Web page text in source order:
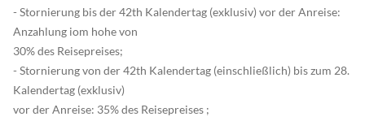
- Stornierung bis der 42th Kalendertag (exklusiv) vor der Anreise:
Anzahlung iom hohe von
30% des Reisepreises;
- Stornierung von der 42th Kalendertag (einschließlich) bis zum 28.
Kalendertag (exklusiv)
vor der Anreise: 35% des Reisepreises ;